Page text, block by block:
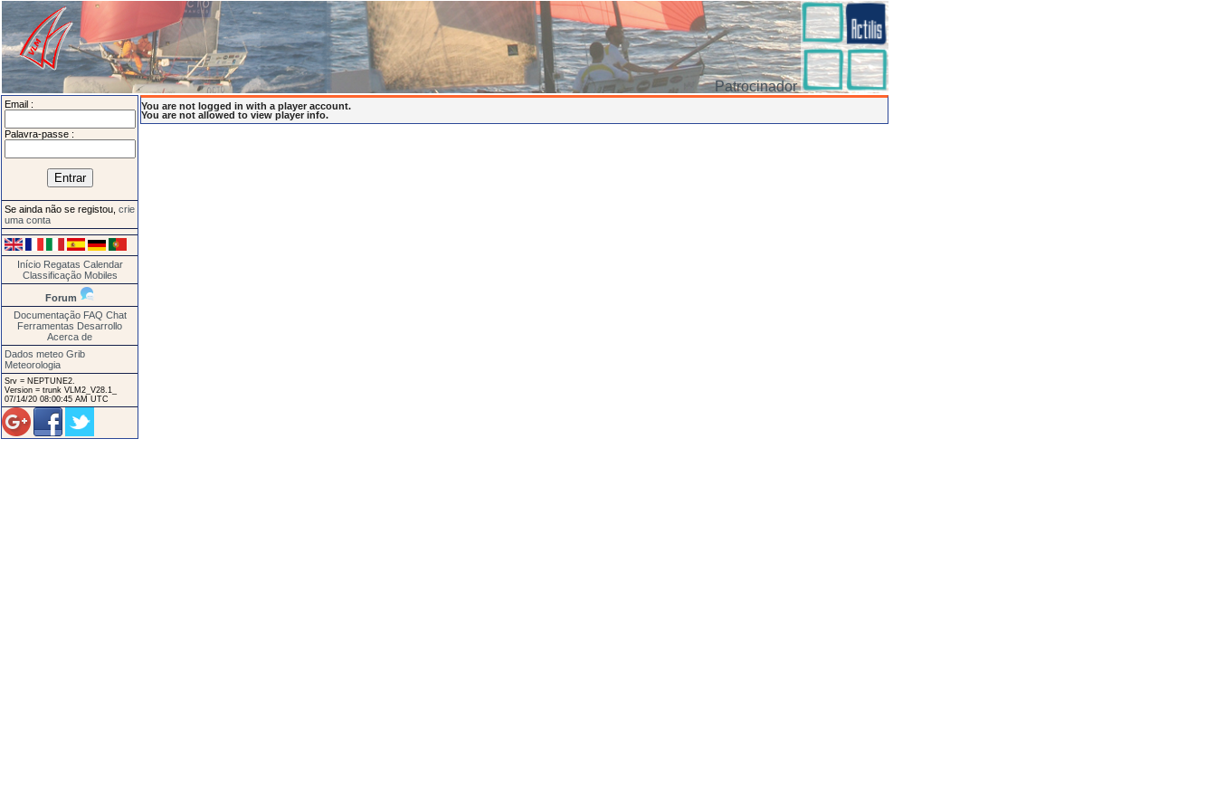
Patrocinador
Email :
Palavra-passe :
Se ainda não se registou, crie
uma conta
Início Regatas Calendar
Classificação Mobiles
Forum
Documentação FAQ Chat
Ferramentas Desarrollo
Acerca de
Dados meteo Grib
Meteorologia
Srv = NEPTUNE2.
Version = trunk VLM2_V28.1_
07/14/20 08:00:45 AM UTC
You are not logged in with a player account.
You are not allowed to view player info.